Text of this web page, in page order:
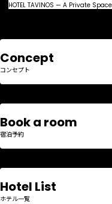
HOTEL TAVINOS — A Private
Concept
コンセプト
Book a room
宿泊予約
Hotel List
ホテル一覧